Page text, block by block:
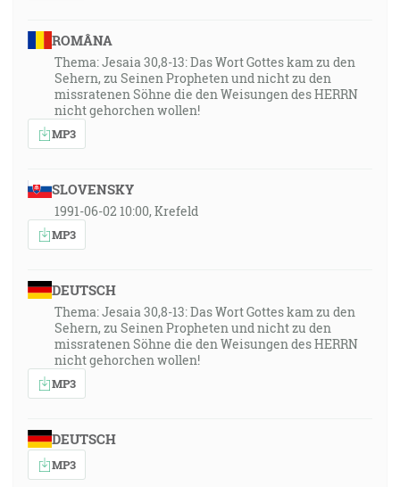
ROMÂNA
Thema: Jesaia 30,8-13: Das Wort Gottes kam zu den
Sehern, zu Seinen Propheten und nicht zu den
missratenen Söhne die den Weisungen des HERRN
nicht gehorchen wollen!
MP3
SLOVENSKY
1991-06-02 10:00, Krefeld
MP3
DEUTSCH
Thema: Jesaia 30,8-13: Das Wort Gottes kam zu den
Sehern, zu Seinen Propheten und nicht zu den
missratenen Söhne die den Weisungen des HERRN
nicht gehorchen wollen!
MP3
DEUTSCH
MP3